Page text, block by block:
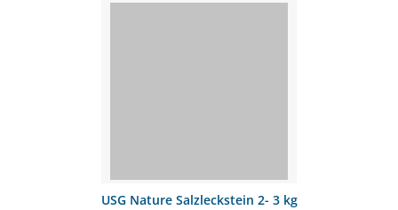
USG Nature Salzleckstein 2- 3 kg